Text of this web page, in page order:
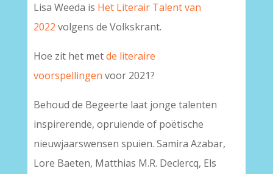
Lisa Weeda is Het Literair Talent van
2022 volgens de Volkskrant.
Hoe zit het metde literaire
voorspellingen voor 2021?
Behoud de Begeerte laat jonge talenten
inspirerende, opruiende of poëtische
nieuwjaarswensen spuien. Samira Azabar,
Lore Baeten, Matthias M.R. Declercq, Els